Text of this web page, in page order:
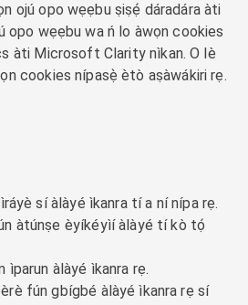
ojú opo wẹẹbu ṣiṣẹ́ dáradára àti
opo wẹẹbu wa ń lo àwọn cookies
àti Microsoft Clarity nìkan. O lè
cookies nípasẹ̀ ètò aṣàwákiri rẹ.
sí àlàyé ìkanra tí a ní nípa rẹ.
àtúnṣe èyíkéyìí àlàyé tí kò tọ́
ìparun àlàyé ìkanra rẹ.
fún gbígbé àlàyé ìkanra rẹ sí